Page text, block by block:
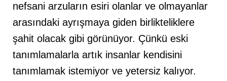
nefsani arzuların esiri olanlar ve olmayanlar
arasındaki ayrışmaya giden birlikteliklere
şahit olacak gibi görünüyor. Çünkü eski
tanımlamalarla artık insanlar kendisini
tanımlamak istemiyor ve yetersiz kalıyor.